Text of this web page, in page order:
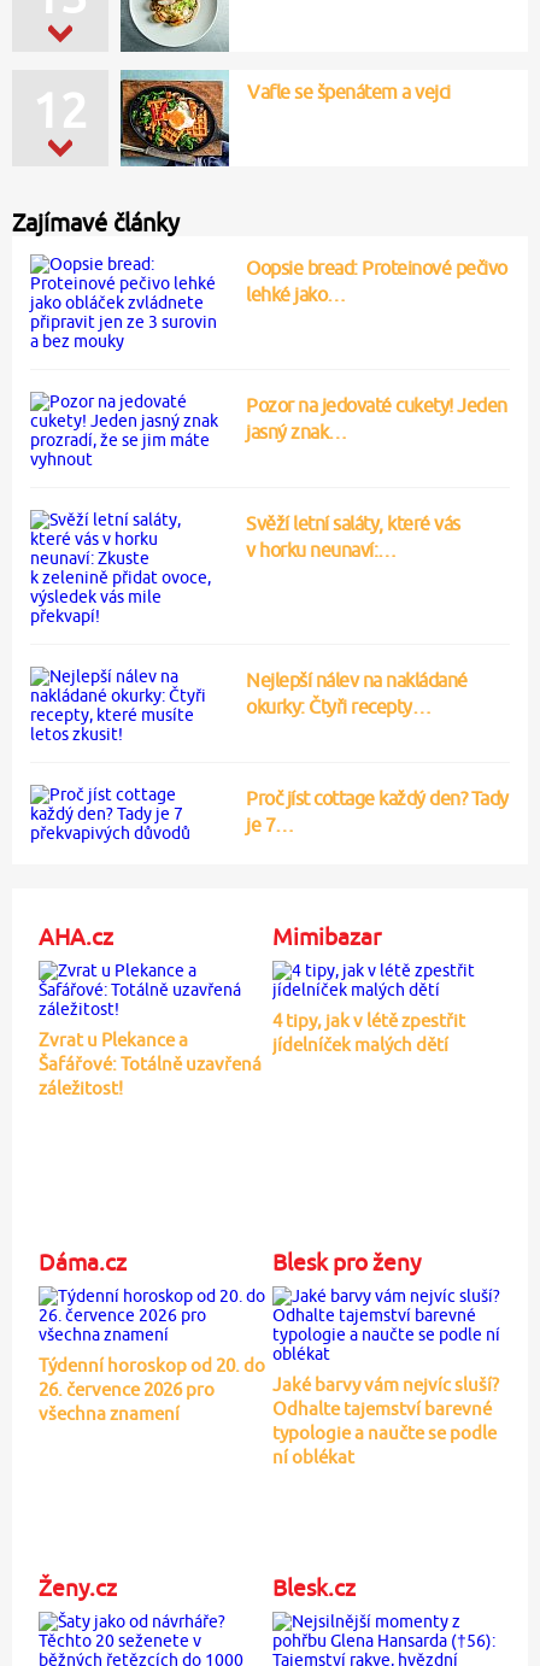
12 Vafle se špenátem a vejci
Zajímavé články
Oopsie bread: Proteinové pečivo
lehké jako…
Pozor na jedovaté cukety! Jeden
jasný znak…
Svěží letní saláty, které vás
v horku neunaví:…
Nejlepší nálev na nakládané
okurky: Čtyři recepty…
Proč jíst cottage každý den? Tady
je 7…
AHA.cz
Zvrat u Plekance a
Šafářové: Totálně uzavřená
záležitost!
Mimibazar
4 tipy, jak v létě zpestřit
jídelníček malých dětí
Dáma.cz
Týdenní horoskop od 20. do
26. července 2026 pro
všechna znamení
Blesk pro ženy
Jaké barvy vám nejvíc sluší?
Odhalte tajemství barevné
typologie a naučte se podle
ní oblékat
Ženy.cz Blesk.cz